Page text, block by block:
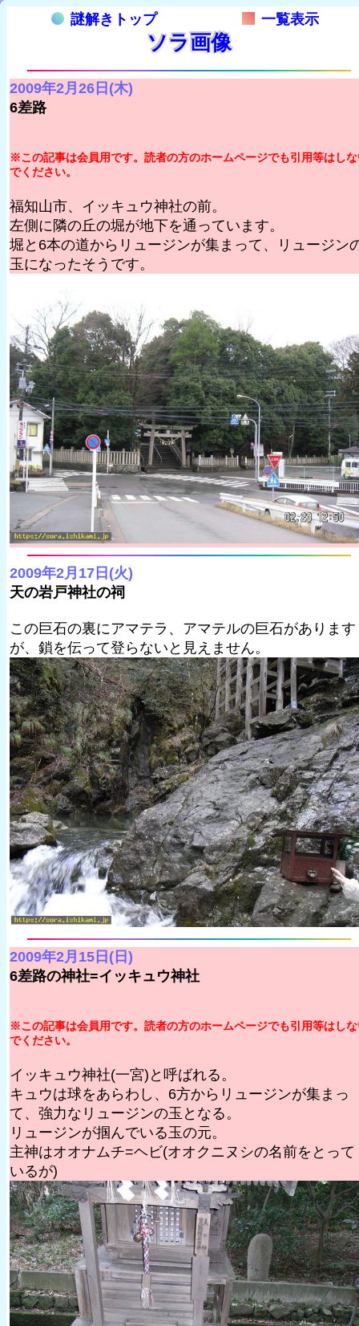
謎解きトップ 一覧表示
ソラ画像
2009年2月26日(木)
6差路
※この記事は会員用です。読者の方のホームページでも引用等はし
でください。
福知山市、イッキュウ神社の前。
左側に隣の丘の堀が地下を通っています。
堀と6本の道からリュージンが集まって、リュージン
玉になったそうです。
2009年2月17日(火)
天の岩戸神社の祠
この巨石の裏にアマテラ、アマテルの巨石があります
が、鎖を伝って登らないと見えません。
2009年2月15日(日)
6差路の神社=イッキュウ神社
※この記事は会員用です。読者の方のホームページでも引用等はし
でください。
イッキュウ神社(一宮)と呼ばれる。
キュウは球をあらわし、6方からリュージンが集まっ
て、強力なリュージンの玉となる。
リュージンが掴んでいる玉の元。
主神はオオナムチ=ヘビ(オオクニヌシの名前をとって
いるが)